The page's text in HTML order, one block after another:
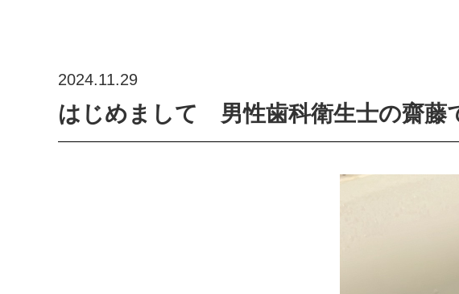
2024.11.29
はじめまして 男性歯科衛生士の齋藤